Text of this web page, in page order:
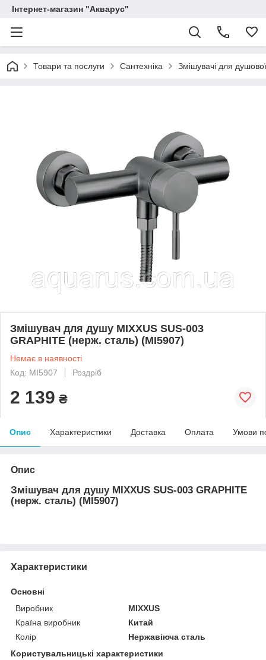
Інтернет-магазин "Акварус"
Товари та послуги Сантехніка Змішувачі для
Змішувач для душу MIXXUS SUS-003
GRAPHITE (нерж. сталь) (MI5907)
Немає в наявності
Код: MI5907
Роздріб
2 139 ₴
Опис Характеристики Доставка Оплата Умови
Опис
Змішувач для душу MIXXUS SUS-003 GRAPHITE
(нерж. сталь) (MI5907)
Характеристики
Основні
Виробник
MIXXUS
Країна виробник
Китай
Колір
Нержавіюча сталь
Користувальницькі характеристики